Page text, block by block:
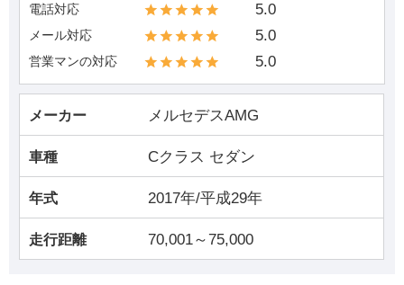
電話対応 5.0
メール対応 5.0
営業マンの対応 5.0
メーカー メルセデスAMG
車種 Cクラス セダン
年式 2017年/平成29年
走行距離 70,001～75,000